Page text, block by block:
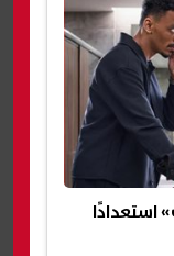
استعدادًا